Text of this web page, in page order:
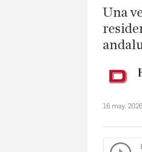
Una
16 may.